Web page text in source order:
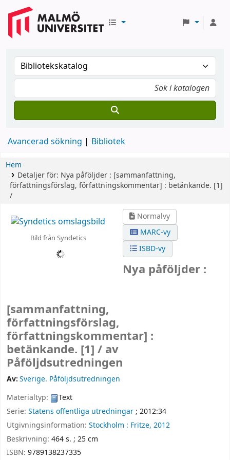
Avancerad sökning Bibliotek
Hem
Detaljer för: Nya påföljder : [sammanfattning,
författningsförslag, författningskommentar] : betänkande. [1]
/
Bild från Syndetics
Normalvy
MARC-vy
ISBD-vy
Nya påföljder :
[sammanfattning,
författningsförslag,
författningskommentar] :
betänkande. [1] / av
Påföljdsutredningen
Av:Sverige. Påföljdsutredningen
Materialtyp:
Text
Serie: Statens offentliga utredningar; 2012:34
Utgivningsinformation: Stockholm : Fritze, 2012
Beskrivning: 464 s. ; 25 cm
ISBN: 9789138237335